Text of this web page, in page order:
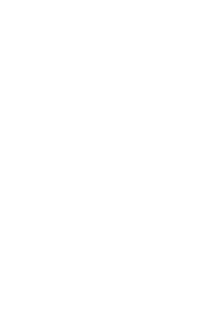
COURTIER
VOTRE
à l'étranger, c'est
: barrière de la
pratiques locales,
techniques,
litige. Un
acheteurs de l'Essonne